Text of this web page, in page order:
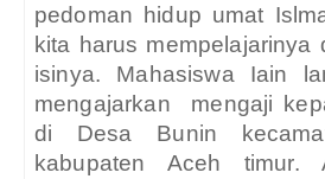
pedoman hidup umat
kita harus mempelajarinya
isinya. Mahasiswa Iain
mengajarkan
mengaji
di Desa Bunin
kabupaten Aceh timur.